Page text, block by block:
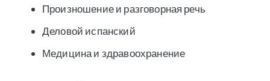
Произношение и разговорная речь
Деловой испанский
Медицина и здравоохранение